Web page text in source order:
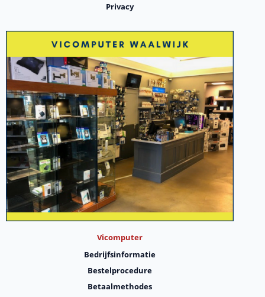
Privacy
Vicomputer
Bedrijfsinformatie
Bestelprocedure
Betaalmethodes